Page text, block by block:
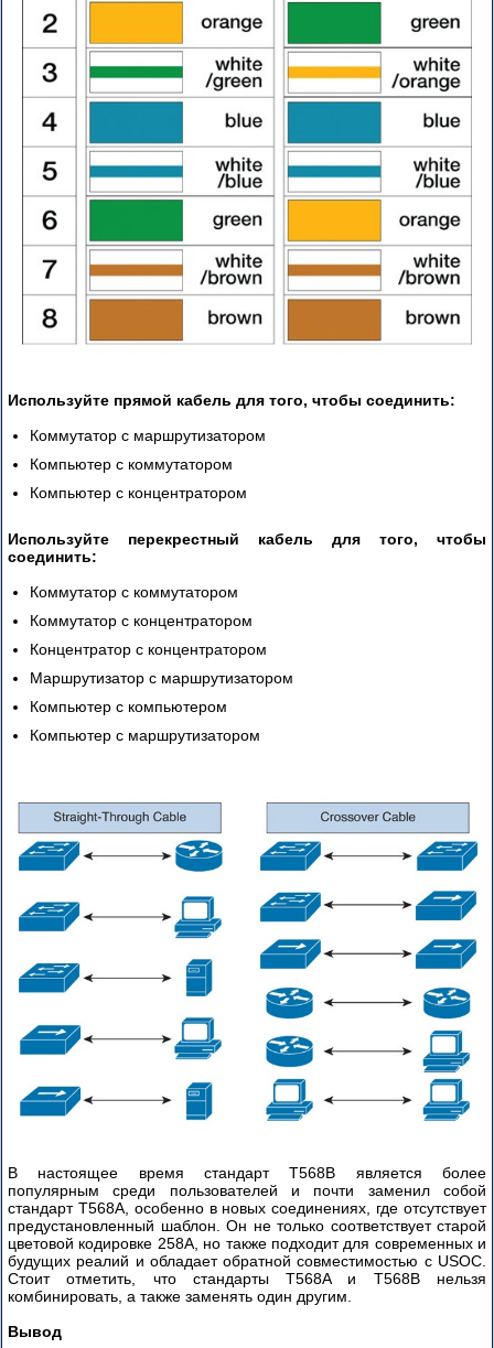
Используйте прямой кабель для того, чтобы соединить:
Коммутатор с маршрутизатором
Компьютер с коммутатором
Компьютер с концентратором
Используйте перекрестный кабель для того, чтобы
соединить:
Коммутатор с коммутатором
Коммутатор с концентратором
Концентратор с концентратором
Маршрутизатор с маршрутизатором
Компьютер с компьютером
Компьютер с маршрутизатором
В настоящее время стандарт T568B является более
популярным среди пользователей и почти заменил собой
стандарт T568A, особенно в новых соединениях, где отсутствует
предустановленный шаблон. Он не только соответствует старой
цветовой кодировке 258A, но также подходит для современных и
будущих реалий и обладает обратной совместимостью с USOC.
Стоит отметить, что стандарты T568A и T568B нельзя
комбинировать, а также заменять один другим.
Вывод